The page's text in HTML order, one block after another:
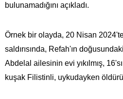
bulunamadığını açıkladı.
Örnek bir olayda, 20 Nisan
saldırısında, Refah'ın
Abdelal ailesinin evi yıkılmış,
kuşak Filistinli, uykudayken